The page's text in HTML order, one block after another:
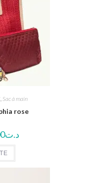
Sac à main
rose
د.ت